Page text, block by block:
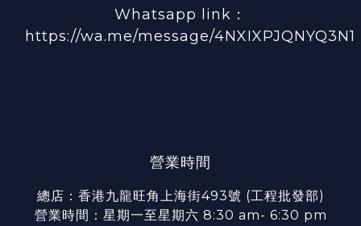
Whatsapp link：
https://wa.me/message/4NXIXPJQNYQ3N1
營業時間
總店：香港九龍旺角上海街493號 (工程批發部)
營業時間：星期一至星期六 8:30 am- 6:30 pm